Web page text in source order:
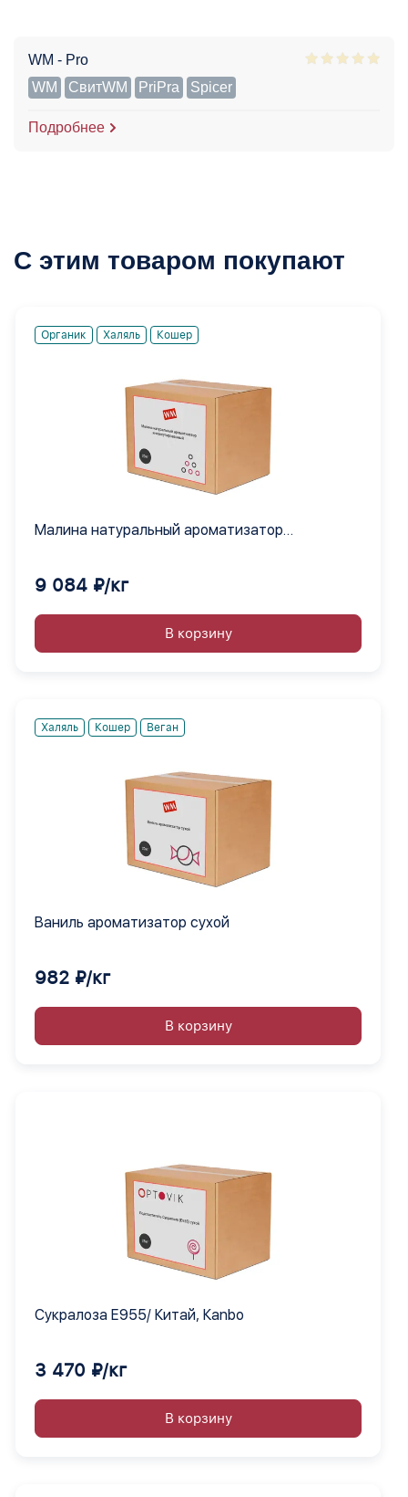
WM - Pro
WM
СвитWM PriPra Spicer
Подробнее
С этим товаром покупают
Органик Халяль Кошер
Малина натуральный ароматизатор
9 084 ₽/кг
В корзину
Халяль Кошер Веган
Ваниль ароматизатор сухой
982 ₽/кг
В корзину
Сукралоза Е955/ Китай, Кanbo
3 470 ₽/кг
В корзину